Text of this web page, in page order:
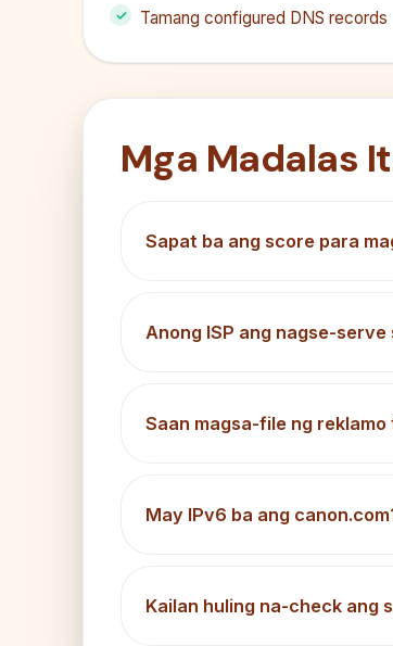
Tamang configured DNS records
Mga Madalas
Sapat ba ang score para
Anong ISP ang nagse-serve
Saan magsa-file ng
May IPv6 ba ang
Kailan huling na-check ang